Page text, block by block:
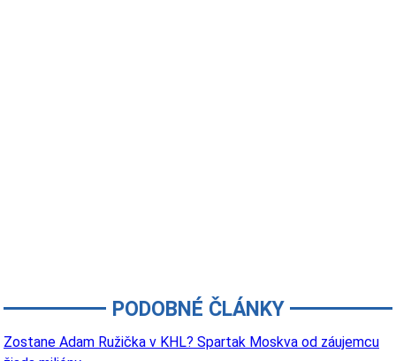
PODOBNÉ ČLÁNKY
Zostane Adam Ružička v KHL? Spartak Moskva od záujemcu